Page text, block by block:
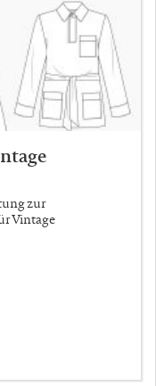
zur
Vintage